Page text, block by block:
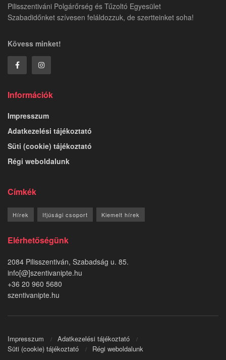
Pilisszentiváni Polgárőrség és Tűzoltó Egyesület
Szabadidőnket szívesen feláldozzuk, de szertteinket soha!
Kövess minket!
Információk
Impresszum
Adatkezelési tájékoztató
Süti (cookie) tájékoztató
Régi weboldalunk
Címkék
Hírek Ifjúsági csoport Kiemelt hírek
Elérhetőségünk
2084 Pilisszentiván, Szabadság u. 85.
info[@]szentivanipte.hu
+36 20 960 5680
szentivanipte.hu
Impresszum
Adatkezelési tájékoztató
Süti (cookie) tájékoztató
Régi weboldalunk